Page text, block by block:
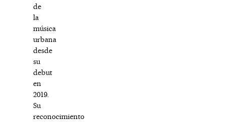
de
la
música
urbana
desde
su
debut
en
2019.
Su
reconocimiento